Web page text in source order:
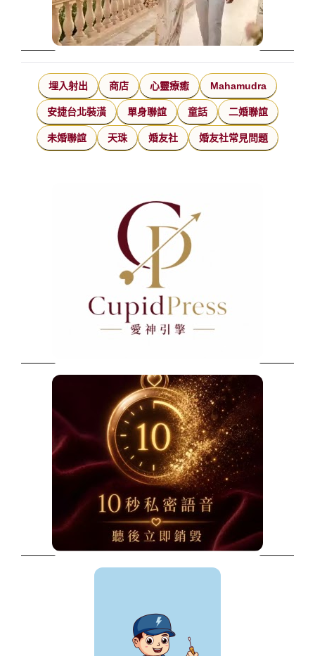
埋入射出 商店 心靈療癒 Mahamudra
安捷台北裝潢 單身聯誼 童話 二婚聯誼
未婚聯誼 天珠 婚友社 婚友社常見問題